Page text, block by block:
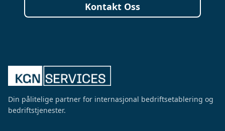
Kontakt Oss
Din pålitelige partner for internasjonal bedriftsetablering og
bedriftstjenester.